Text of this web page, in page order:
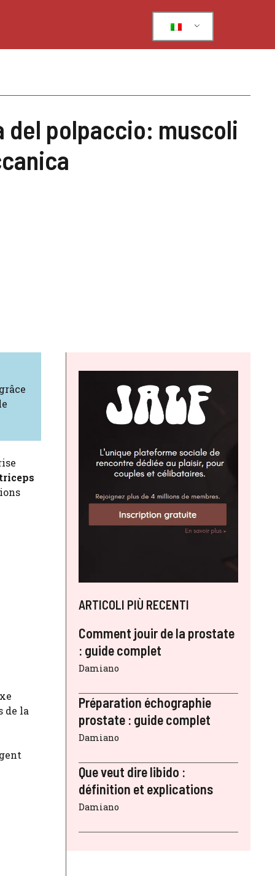
del polpaccio: muscoli
de la
ARTICOLI PIÙ RECENTI
Comment jouir de la prostate
: guide complet
Damiano
Préparation échographie
prostate : guide complet
Damiano
Que veut dire libido :
définition et explications
Damiano